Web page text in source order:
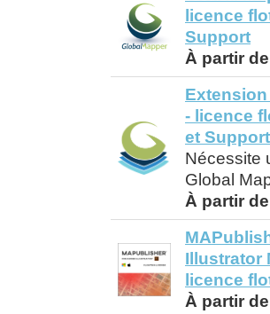
licence
Support
À partir
Extension
- licence
et Support
Nécessite
Global
À partir
Illustrator
licence
À partir